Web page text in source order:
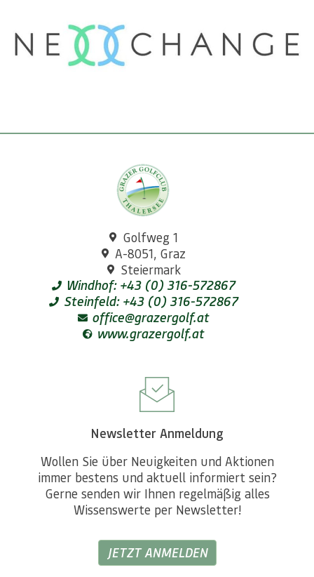
Golfweg 1
A-8051, Graz
Steiermark
Windhof: +43 (0) 316-572867
Steinfeld: +43 (0) 316-572867
office@grazergolf.at
www.grazergolf.at
Newsletter Anmeldung
Wollen Sie über Neuigkeiten und Aktionen
immer bestens und aktuell informiert sein?
Gerne senden wir Ihnen regelmäßig alles
Wissenswerte per Newsletter!
JETZT ANMELDEN